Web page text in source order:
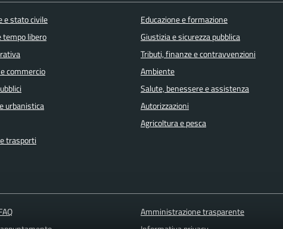
e stato civile
tempo libero
commercio
urbanistica
trasporti
Educazione e formazione
Giustizia e sicurezza pubblica
Tributi, finanze e contravvenzioni
Ambiente
Salute, benessere e assistenza
Autorizzazioni
Agricoltura e pesca
Amministrazione trasparente